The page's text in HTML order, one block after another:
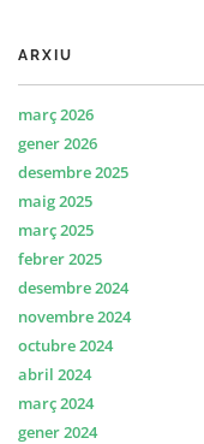
ARXIU
març 2026
gener 2026
desembre 2025
maig 2025
març 2025
febrer 2025
desembre 2024
novembre 2024
octubre 2024
abril 2024
març 2024
gener 2024